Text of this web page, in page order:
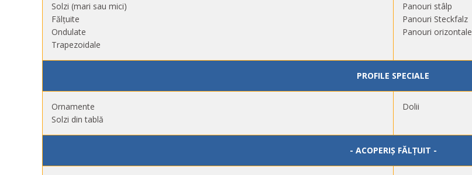
Solzi (mari sau mici)
Fălțuite
Ondulate
Trapezoidale
Panouri stâlp
Panouri Steckfalz
Panouri orizontale
PROFILE SPECIALE
Ornamente
Solzi din tablă
Dolii
- ACOPERIȘ FĂLȚUIT -